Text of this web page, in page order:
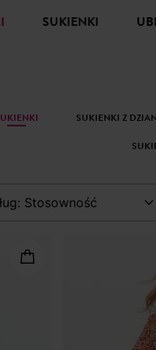
SUKIENKI
SUKIENKI Z
stosowność